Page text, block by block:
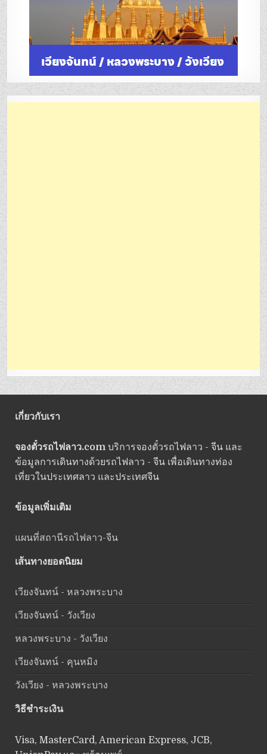
เกี่ยวกับเรา
จองตั๋วรถไฟลาว.com บริการจองตั๋วรถไฟลาว - จีน และ
ข้อมูลการเดินทางด้วยรถไฟลาว - จีน เพื่อเดินทางท่อง
เที่ยวในประเทศลาว และประเทศจีน
ข้อมูลเพิ่มเติม
แผนที่สถานีรถไฟลาว-จีน
เส้นทางยอดนิยม
เวียงจันทน์ - หลวงพระบาง
เวียงจันทน์ - วังเวียง
หลวงพระบาง - วังเวียง
เวียงจันทน์ - คุนหมิง
วังเวียง - หลวงพระบาง
วิธีชำระเงิน
Visa, MasterCard, American Express, JCB,